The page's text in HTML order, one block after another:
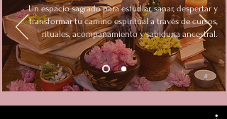
Un espacio sagrado para estudiar, sanar, despertar y
transformar tu camino espiritual a través de cursos,
rituales, acompañamiento y sabiduría ancestral.